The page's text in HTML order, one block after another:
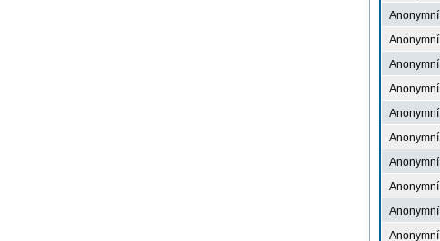
Anonymní
Anonymní
Anonymní
Anonymní
Anonymní
Anonymní
Anonymní
Anonymní
Anonymní
Anonymní